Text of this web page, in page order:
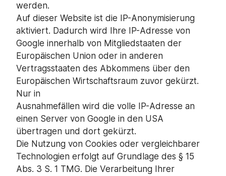
werden.
Auf dieser Website ist die IP-Anonymisierung
aktiviert. Dadurch wird Ihre IP-Adresse von
Google innerhalb von Mitgliedstaaten der
Europäischen Union oder in anderen
Vertragsstaaten des Abkommens über den
Europäischen Wirtschaftsraum zuvor gekürzt.
Nur in
Ausnahmefällen wird die volle IP-Adresse an
einen Server von Google in den USA
übertragen und dort gekürzt.
Die Nutzung von Cookies oder vergleichbarer
Technologien erfolgt auf Grundlage des § 15
Abs. 3 S. 1 TMG. Die Verarbeitung Ihrer